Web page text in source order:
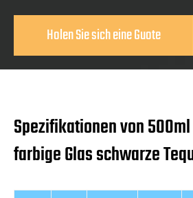
Holen Sie sich eine Guote
Spezifikationen von
farbige Glas schwarze